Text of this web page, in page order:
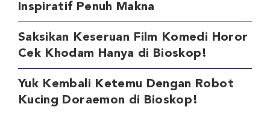
Inspiratif Penuh Makna
Saksikan Keseruan Film Komedi Horor
Cek Khodam Hanya di Bioskop!
Yuk Kembali Ketemu Dengan Robot
Kucing Doraemon di Bioskop!